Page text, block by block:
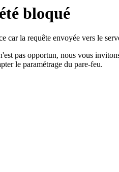
bloqué
la requête envoyée vers le
pas opportun, nous vous
le paramétrage du pare-feu.